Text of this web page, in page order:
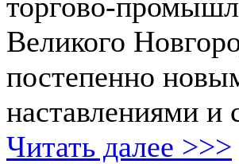
Великого
постепенно
наставлениями и
Читать далее >>>